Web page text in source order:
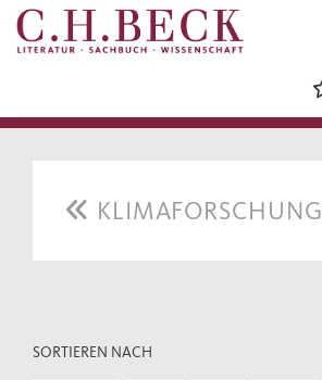
KLIMAFORSCHUNG
SORTIEREN NACH